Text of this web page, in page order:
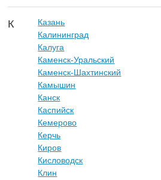
К
Казань
Калининград
Калуга
Каменск-Уральский
Каменск-Шахтинский
Камышин
Канск
Каспийск
Кемерово
Керчь
Киров
Кисловодск
Клин